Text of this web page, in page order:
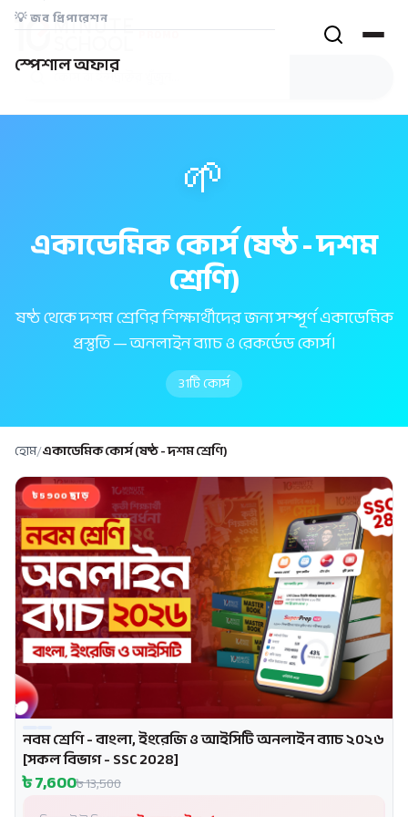
PROMO
💡জব প্রিপারেশন
স্পেশাল অফার
🌱
একাডেমিক কোর্স (ষষ্ঠ - দশম
শ্রেণি)
ষষ্ঠ থেকে দশম শ্রেণির শিক্ষার্থীদের জন্য সম্পূর্ণ একাডেমিক
প্রস্তুতি — অনলাইন ব্যাচ ও রেকর্ডেড কোর্স।
31টি কোর্স
হোম/একাডেমিক কোর্স (ষষ্ঠ - দশম শ্রেণি)
৳5900 ছাড়
প্রোমো
নবম শ্রেণি - বাংলা, ইংরেজি ও আইসিটি অনলাইন ব্যাচ ২০২৬
[সকল বিভাগ - SSC 2028]
৳7,600৳13,500